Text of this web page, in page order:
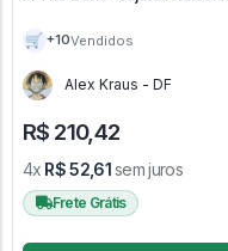
🛒 +10Vendidos
Alex Kraus - DF
R$ 210,42
4x R$ 52,61sem juros
Frete Grátis